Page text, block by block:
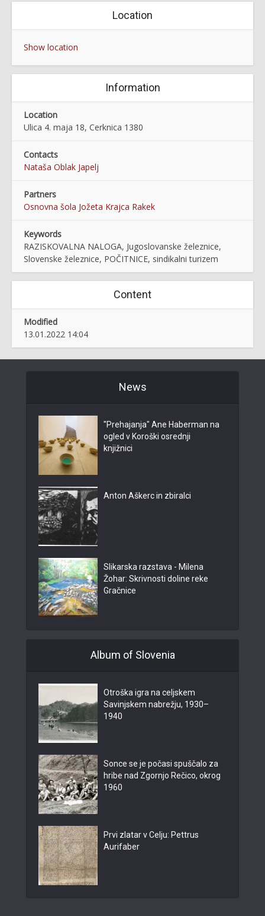
Location
Show location
Information
Location
Ulica 4. maja 18, Cerknica 1380
Contacts
Nataša Oblak Japelj
Partners
Osnovna šola Jožeta Krajca Rakek
Keywords
RAZISKOVALNA NALOGA, Jugoslovanske železnice,
Slovenske železnice, POČITNICE, sindikalni turizem
Content
Modified
13.01.2022 14:04
News
"Prehajanja" Ane Haberman na
ogled v Koroški osrednji
knjižnici
Anton Aškerc in zbiralci
Slikarska razstava - Milena
Žohar: Skrivnosti doline reke
Gračnice
Album of Slovenia
Otroška igra na celjskem
Savinjskem nabrežju, 1930–
1940
Sonce se je počasi spuščalo za
hribe nad Zgornjo Rečico, okrog
1960
Prvi zlatar v Celju: Pettrus
Aurifaber